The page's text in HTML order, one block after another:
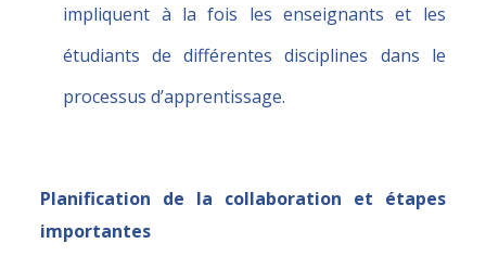
impliquent à la fois les enseignants et les
étudiants de différentes disciplines dans le
processus d’apprentissage.
Planification de la collaboration et étapes
importantes